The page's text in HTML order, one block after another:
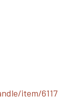
item/6117